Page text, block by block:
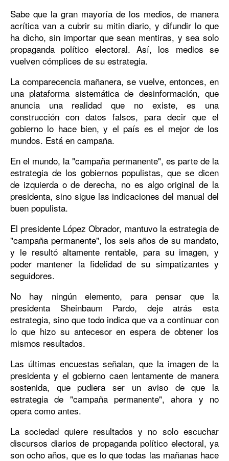
Sabe que la gran mayoría de los medios, de manera
acrítica van a cubrir su mitin diario, y difundir lo que
ha dicho, sin importar que sean mentiras, y sea solo
propaganda político electoral. Así, los medios se
vuelven cómplices de su estrategia.
La comparecencia mañanera, se vuelve, entonces, en
una plataforma sistemática de desinformación, que
anuncia una realidad que no existe, es una
construcción con datos falsos, para decir que el
gobierno lo hace bien, y el país es el mejor de los
mundos. Está en campaña.
En el mundo, la "campaña permanente", es parte de la
estrategia de los gobiernos populistas, que se dicen
de izquierda o de derecha, no es algo original de la
presidenta, sino sigue las indicaciones del manual del
buen populista.
El presidente López Obrador, mantuvo la estrategia de
"campaña permanente", los seis años de su mandato,
y le resultó altamente rentable, para su imagen, y
poder mantener la fidelidad de su simpatizantes y
seguidores.
No hay ningún elemento, para pensar que la
presidenta Sheinbaum Pardo, deje atrás esta
estrategia, sino que todo indica que va a continuar con
lo que hizo su antecesor en espera de obtener los
mismos resultados.
Las últimas encuestas señalan, que la imagen de la
presidenta y el gobierno caen lentamente de manera
sostenida, que pudiera ser un aviso de que la
estrategia de "campaña permanente", ahora y no
opera como antes.
La sociedad quiere resultados y no solo escuchar
discursos diarios de propaganda político electoral, ya
son ocho años, que es lo que todas las mañanas hace